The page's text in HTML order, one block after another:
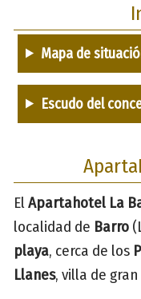
Mapa de
Escudo del
El Apartahotel La
localidad de Barro
playa, cerca de los
Llanes, villa de